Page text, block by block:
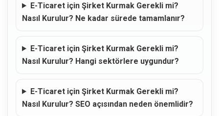
E-Ticaret için Şirket Kurmak Gerekli mi?
Nasıl Kurulur? Ne kadar sürede tamamlanır?
E-Ticaret için Şirket Kurmak Gerekli mi?
Nasıl Kurulur? Hangi sektörlere uygundur?
E-Ticaret için Şirket Kurmak Gerekli mi?
Nasıl Kurulur? SEO açısından neden önemlidir?